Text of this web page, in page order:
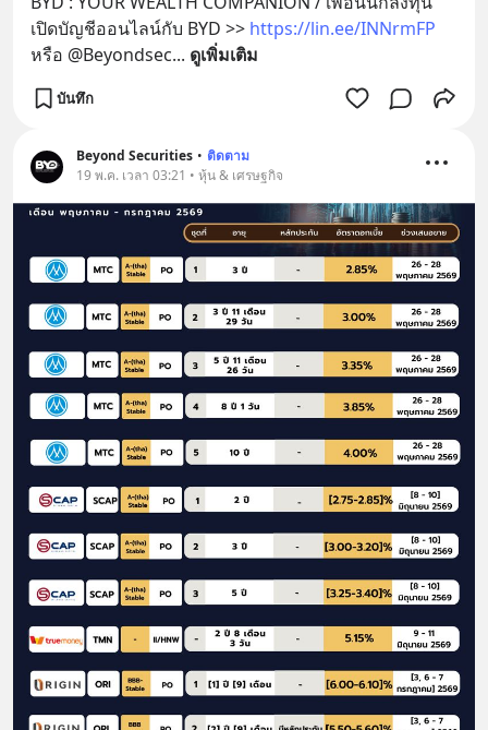
เปิดบัญชีออนไลน์กับ BYD >> https://lin.ee/INNrmFP
หรือ @Beyondsec... ดูเพิ่มเติม
บันทึก
Beyond Securities • ติดตาม
19 พ.ค. เวลา 03:21 • หุ้น & เศรษฐกิจ